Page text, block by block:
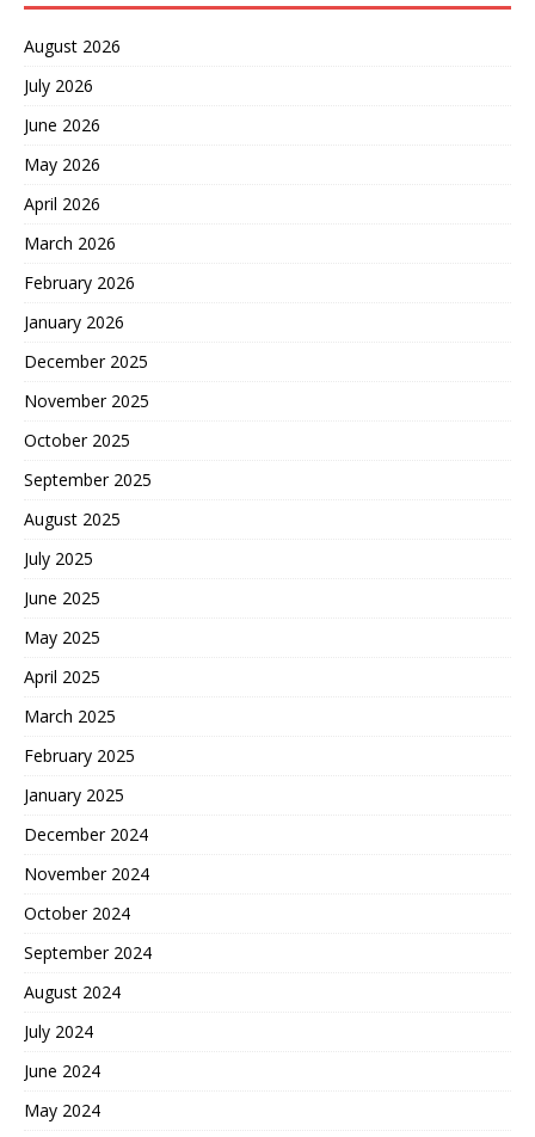
August 2026
July 2026
June 2026
May 2026
April 2026
March 2026
February 2026
January 2026
December 2025
November 2025
October 2025
September 2025
August 2025
July 2025
June 2025
May 2025
April 2025
March 2025
February 2025
January 2025
December 2024
November 2024
October 2024
September 2024
August 2024
July 2024
June 2024
May 2024